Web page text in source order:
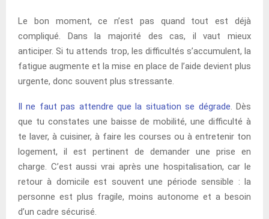
Le bon moment, ce n’est pas quand tout est déjà
compliqué. Dans la majorité des cas, il vaut mieux
anticiper. Si tu attends trop, les difficultés s’accumulent, la
fatigue augmente et la mise en place de l’aide devient plus
urgente, donc souvent plus stressante.
Il ne faut pas attendre que la situation se dégrade . Dès
que tu constates une baisse de mobilité, une difficulté à
te laver, à cuisiner, à faire les courses ou à entretenir ton
logement, il est pertinent de demander une prise en
charge. C’est aussi vrai après une hospitalisation, car le
retour à domicile est souvent une période sensible : la
personne est plus fragile, moins autonome et a besoin
d’un cadre sécurisé.